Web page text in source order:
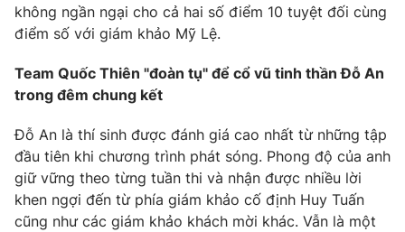
không ngần ngại cho cả hai số điểm 10 tuyệt đối cùng
điểm số với giám khảo Mỹ Lệ.
Team Quốc Thiên "đoàn tụ" để cổ vũ tinh thần Đỗ An
trong đêm chung kết
Đỗ An là thí sinh được đánh giá cao nhất từ những tập
đầu tiên khi chương trình phát sóng. Phong độ của anh
giữ vững theo từng tuần thi và nhận được nhiều lời
khen ngợi đến từ phía giám khảo cố định Huy Tuấn
cũng như các giám khảo khách mời khác. Vẫn là một